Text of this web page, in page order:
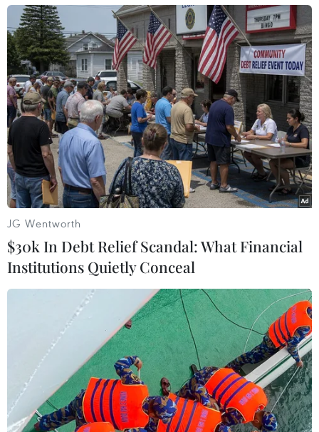
"Không thể kéo dài tình trạng mỗi nhà
một chiếc xe kinh doanh"
17/09/2014 06:49
Theo quy định tại Nghị định 86/NĐ-CP, xe hợp đồng
“núp bóng” xe khách sẽ bị quy định quy mô để phân
loại các đơn vị kinh doanh vận tải, quản lý phạm vi
hoạt động luồng tuyến đối với từng loại hình.
JG Wentworth
$30k In Debt Relief Scandal: What Financial
Institutions Quietly Conceal